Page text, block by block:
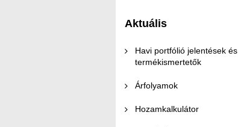
Aktuális
Havi portfólió jelentések és
termékismertetők
Árfolyamok
Hozamkalkulátor